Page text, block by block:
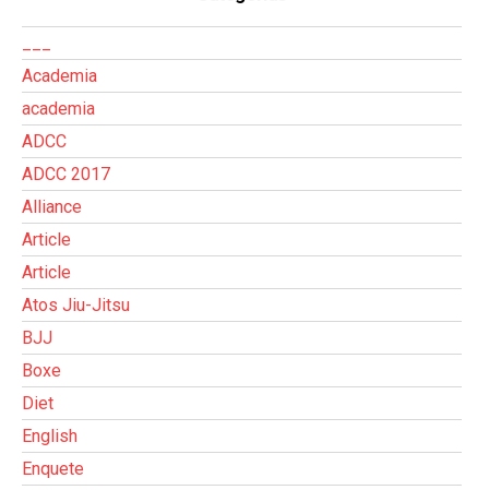
Academia
academia
ADCC
ADCC 2017
Alliance
Article
Article
Atos Jiu-Jitsu
BJJ
Boxe
Diet
English
Enquete